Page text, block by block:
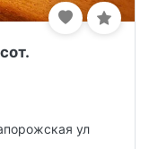
ул